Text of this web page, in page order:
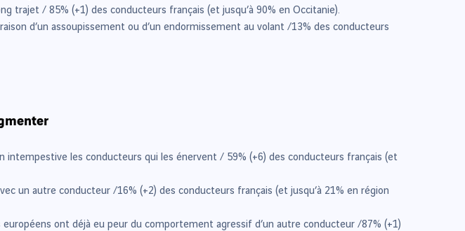
trajet / 85% (+1) des conducteurs français (et jusqu’à 90% en Occitanie).
d’un assoupissement ou d’un endormissement au volant /13% des conducteurs
les conducteurs qui les énervent / 59% (+6) des conducteurs français (et
un autre conducteur /16% (+2) des conducteurs français (et jusqu’à 21% en région
ont déjà eu peur du comportement agressif d’un autre conducteur /87% (+1)